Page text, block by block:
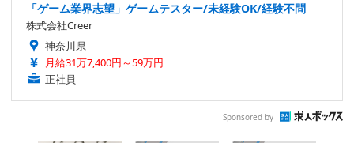
「ゲーム業界志望」ゲームテスター/未経験OK/経験不問
株式会社Creer
神奈川県
月給31万7,400円～59万円
正社員
Sponsored by